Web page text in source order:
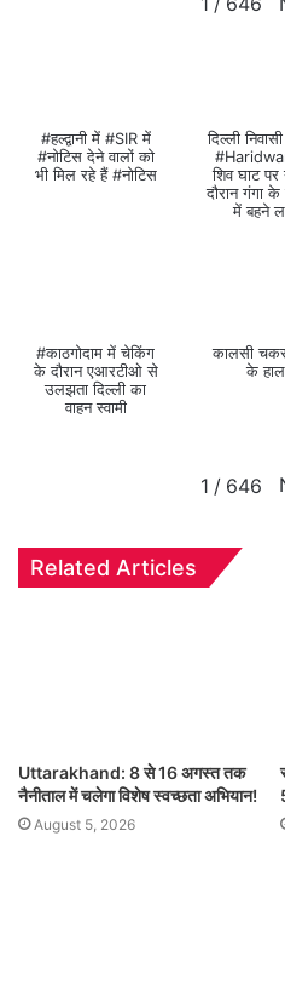
#हल्द्वानी में #SIR में
#नोटिस देने वालों को
भी मिल रहे हैं #नोटिस
दिल्ली
शिव घाट
दौरान गंगा
में बहने
#काठगोदाम में चेकिंग
के दौरान एआरटीओ से
उलझता दिल्ली का
वाहन स्वामी
कालसी
के
1 / 646
Related Articles
Uttarakhand: 8 से 16 अगस्त तक
नैनीताल में चलेगा विशेष स्वच्छता अभियान!
August 5, 2026